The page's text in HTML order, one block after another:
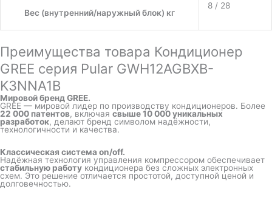
Вес (внутренний/наружный блок) кг
8 / 28
Преимущества товара Кондиционер
GREE серия Pular GWH12AGBXB-
K3NNA1B
Мировой бренд GREE.
GREE — мировой лидер по производству кондиционеров. Более
22 000 патентов, включая свыше 10 000 уникальных
разработок, делают бренд символом надёжности,
технологичности и качества.
Классическая система on/off.
Надёжная технология управления компрессором обеспечивает
стабильную работу кондиционера без сложных электронных
схем. Это решение отличается простотой, доступной ценой и
долговечностью.